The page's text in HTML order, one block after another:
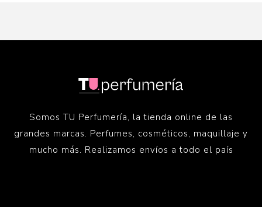
Somos TU Perfumería, la tienda online de las
grandes marcas. Perfumes, cosméticos, maquillaje y
mucho más. Realizamos envíos a todo el país